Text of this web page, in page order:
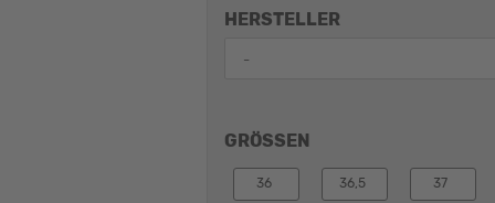
HERSTELLER
GRÖSSEN
36 36,5 37